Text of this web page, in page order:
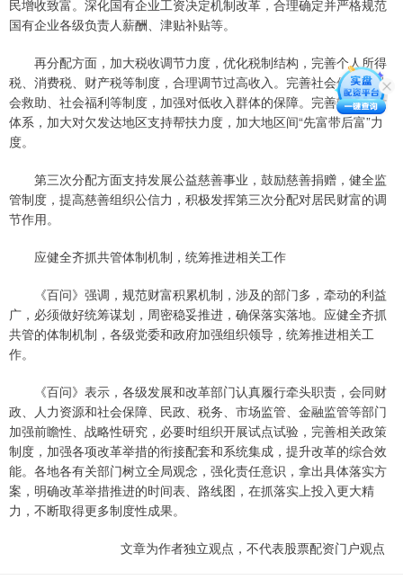
民增收致富。深化国有企业工资决定机制改革，合理确定并严格规范
国有企业各级负责人薪酬、津贴补贴等。
再分配方面，加大税收调节力度，优化税制结构，完善个人所得
税、消费税、财产税等制度，合理调节过高收入。完善社会保险、社
会救助、社会福利等制度，加强对低收入群体的保障。完善转移支付
体系，加大对欠发达地区支持帮扶力度，加大地区间“先富带后富”力
度。
第三次分配方面支持发展公益慈善事业，鼓励慈善捐赠，健全监
管制度，提高慈善组织公信力，积极发挥第三次分配对居民财富的调
节作用。
应健全齐抓共管体制机制，统筹推进相关工作
《百问》强调，规范财富积累机制，涉及的部门多，牵动的利益
广，必须做好统筹谋划，周密稳妥推进，确保落实落地。应健全齐抓
共管的体制机制，各级党委和政府加强组织领导，统筹推进相关工
作。
《百问》表示，各级发展和改革部门认真履行牵头职责，会同财
政、人力资源和社会保障、民政、税务、市场监管、金融监管等部门
加强前瞻性、战略性研究，必要时组织开展试点试验，完善相关政策
制度，加强各项改革举措的衔接配套和系统集成，提升改革的综合效
能。各地各有关部门树立全局观念，强化责任意识，拿出具体落实方
案，明确改革举措推进的时间表、路线图，在抓落实上投入更大精
力，不断取得更多制度性成果。
文章为作者独立观点，不代表股票配资门户观点